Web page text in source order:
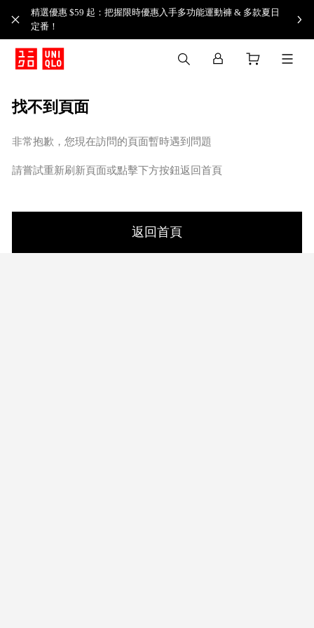
精選優惠 $59 起：把握限時優惠入手多功能運動褲 & 多款夏日
定番！​
找不到頁面
非常抱歉，您現在訪問的頁面暫時遇到問題
請嘗試重新刷新頁面或點擊下方按鈕返回首頁
返回首頁